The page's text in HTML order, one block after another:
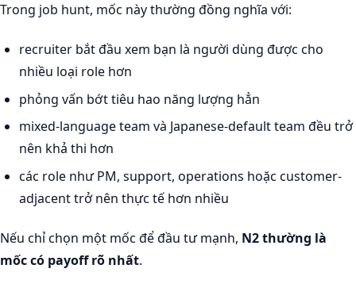
Trong job hunt, mốc này thường đồng nghĩa với:
recruiter bắt đầu xem bạn là người dùng được cho
nhiều loại role hơn
phỏng vấn bớt tiêu hao năng lượng hẳn
mixed-language team và Japanese-default team đều trở
nên khả thi hơn
các role như PM, support, operations hoặc customer-
adjacent trở nên thực tế hơn nhiều
Nếu chỉ chọn một mốc để đầu tư mạnh, N2 thường là
mốc có payoff rõ nhất.